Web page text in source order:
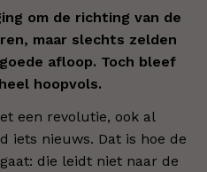
om de richting van de
maar slechts zelden
afloop. Toch bleef
hoopvols.
een revolutie, ook al
iets nieuws. Dat is hoe de
die leidt niet naar de